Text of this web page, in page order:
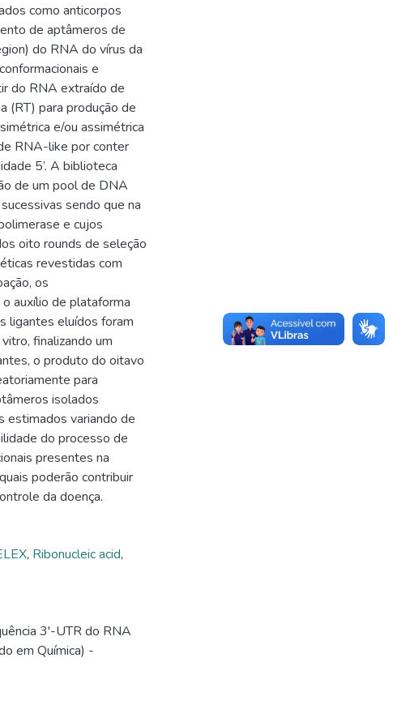
como anticorpos
de aptâmeros de
do RNA do vírus da
e
do RNA extraído de
(RT) para produção de
e/ou assimétrica
RNA-like por conter
5’. A biblioteca
de um pool de DNA
sendo que na
e cujos
oito rounds de seleção
revestidas com
os
auxílio de plataforma
ligantes eluídos foram
finalizando um
o produto do oitavo
para
isolados
estimados variando de
do processo de
presentes na
poderão contribuir
da doença.
, Ribonucleic acid,
3'-UTR do RNA
em Química) -